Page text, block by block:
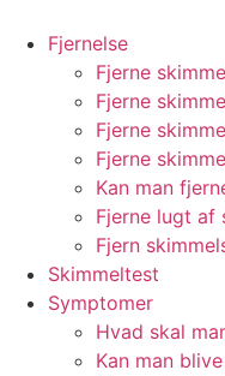
Fjernelse
Fjerne
Fjerne
Fjerne
Fjerne
Kan man
Fjerne lugt af
Fjern
Skimmeltest
Symptomer
Hvad skal
Kan man